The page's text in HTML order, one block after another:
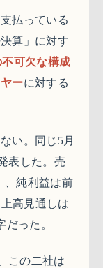
払っている
算」に対す
可欠な構成
ーに対する
い。同じ5月
表した。売
、純利益は前
高見通しは
った。
この二社は